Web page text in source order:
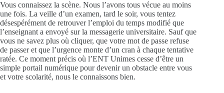
Vous connaissez la scène. Nous l’avons tous vécue au moins
une fois. La veille d’un examen, tard le soir, vous tentez
désespérément de retrouver l’emploi du temps modifié que
l’enseignant a envoyé sur la messagerie universitaire. Sauf que
vous ne savez plus où cliquer, que votre mot de passe refuse
de passer et que l’urgence monte d’un cran à chaque tentative
ratée. Ce moment précis où l’ENT Unimes cesse d’être un
simple portail numérique pour devenir un obstacle entre vous
et votre scolarité, nous le connaissons bien.